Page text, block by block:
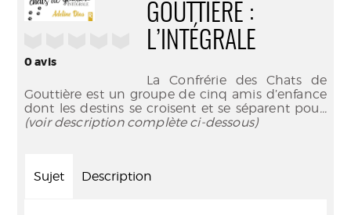
0avis
GOUTTIÈRE :
L’INTÉGRALE
La Confrérie des Chats de
Gouttière est un groupe de cinq amis d’enfance
dont les destins se croisent et se séparent pou...
(voir description complète ci-dessous)
Sujet Description